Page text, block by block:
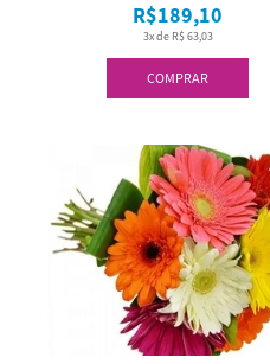
COMPRAR
3x de R$ 63,03
R$189,10